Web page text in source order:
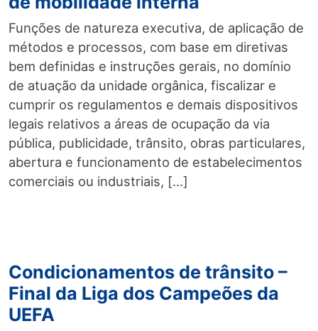
Funções de natureza executiva, de aplicação de
métodos e processos, com base em diretivas
bem definidas e instruções gerais, no domínio
de atuação da unidade orgânica, fiscalizar e
cumprir os regulamentos e demais dispositivos
legais relativos a áreas de ocupação da via
pública, publicidade, trânsito, obras particulares,
abertura e funcionamento de estabelecimentos
comerciais ou industriais, […]
Condicionamentos de trânsito –
Final da Liga dos Campeões da
UEFA